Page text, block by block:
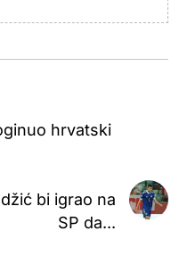
hrvatski
bi igrao na
SP da...